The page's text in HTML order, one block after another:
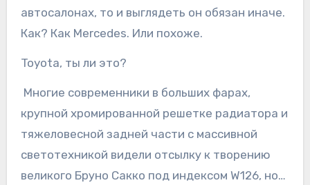
автосалонах, то и выглядеть он обязан иначе.
Как? Как Mercedes. Или похоже.
Toyota, ты ли это?
Многие современники в больших фарах,
крупной хромированной решетке радиатора и
тяжеловесной задней части с массивной
светотехникой видели отсылку к творению
великого Бруно Сакко под индексом W126, но…